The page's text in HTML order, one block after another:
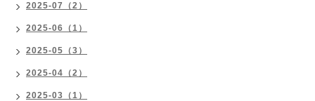
2025-07（2）
2025-06（1）
2025-05（3）
2025-04（2）
2025-03（1）